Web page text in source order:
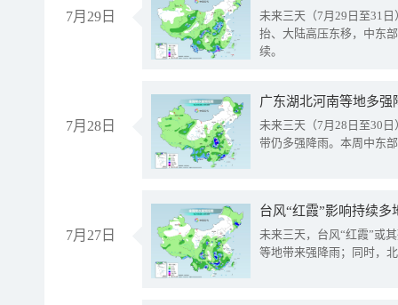
7月29日
未来三天（7月29日至31
抬、大陆高压东移，中东
续。
7月28日
广东湖北河南等地多
未来三天（7月28日至30
带仍多强降雨。本周中东
7月27日
台风“红霞”影响持续
未来三天，台风“红霞”或
等地带来强降雨；同时，